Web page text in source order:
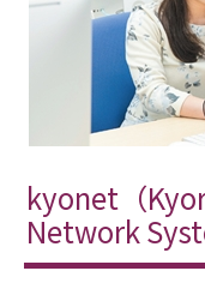
kyonet（
Network